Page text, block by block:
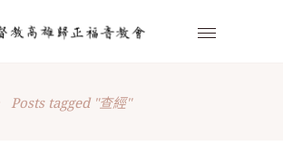
Posts tagged "查經"